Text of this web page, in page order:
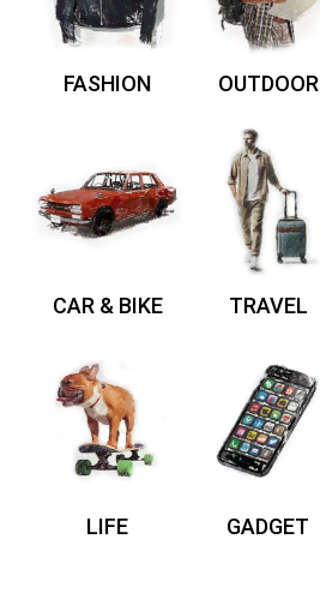
FASHION OUTDOOR
CAR & BIKE TRAVEL
LIFE GADGET